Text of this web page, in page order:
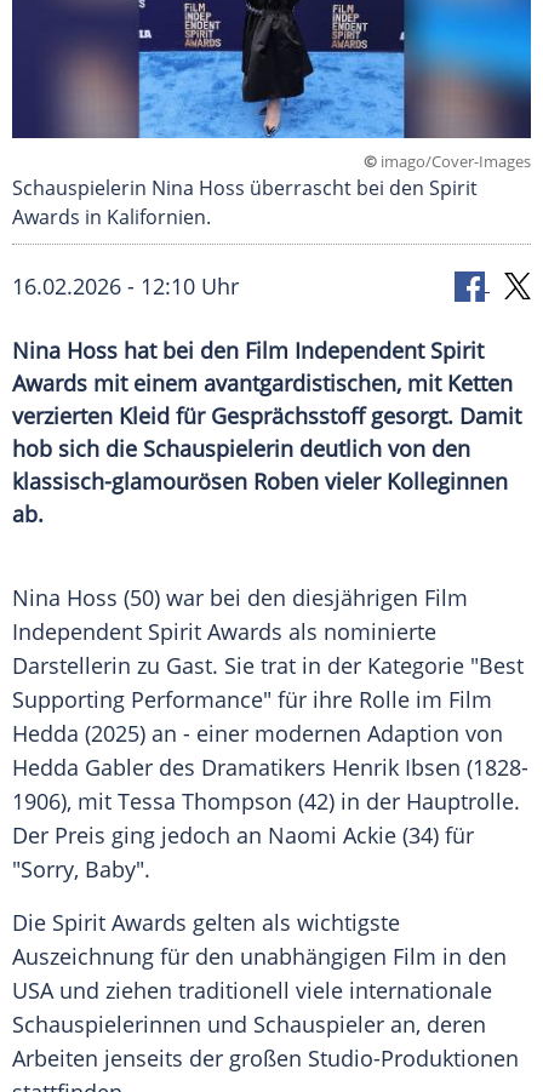
© imago/Cover-Images
Schauspielerin Nina Hoss überrascht bei den Spirit
Awards in Kalifornien.
16.02.2026 - 12:10 Uhr
Nina Hoss hat bei den Film Independent Spirit
Awards mit einem avantgardistischen, mit Ketten
verzierten Kleid für Gesprächsstoff gesorgt. Damit
hob sich die Schauspielerin deutlich von den
klassisch-glamourösen Roben vieler Kolleginnen
ab.
Nina Hoss (50) war bei den diesjährigen Film
Independent Spirit Awards als nominierte
Darstellerin zu Gast. Sie trat in der Kategorie "Best
Supporting Performance" für ihre Rolle im Film
Hedda (2025) an - einer modernen Adaption von
Hedda Gabler des Dramatikers Henrik Ibsen (1828-
1906), mit Tessa Thompson (42) in der Hauptrolle.
Der Preis ging jedoch an Naomi Ackie (34) für
"Sorry, Baby".
Die Spirit Awards gelten als wichtigste
Auszeichnung für den unabhängigen Film in den
USA und ziehen traditionell viele internationale
Schauspielerinnen und Schauspieler an, deren
Arbeiten jenseits der großen Studio-Produktionen